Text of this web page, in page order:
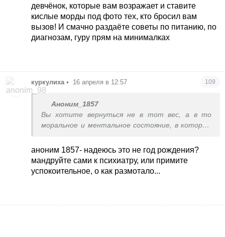
девчёнок, которые вам возражает и ставите
кислые морды под фото тех, кто бросил вам
вызов! И смачно раздаёте советы по питанию, по
диагнозам, гуру прям на минималках
куркулиха • 16 апреля в 12:57 109
Аноним_1857
Вы хотите вернуться не в тот вес, а в то
моральное и ментальное состояние, в котором
состояние зависило не столько от веса, сколько
от окружающей реальности, надежд и планов на
будущее, веры в это самое будущее и много чего
аноним 1857- надеюсь это не год рождения?
мандруйте сами к психиатру, или примите
успокоительное, о как размотало...